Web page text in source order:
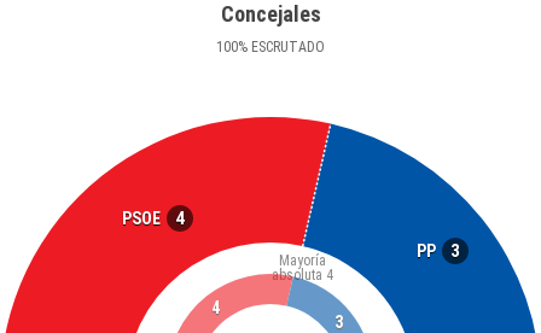
Concejales
100% ESCRUTADO
PSOE 4
PP 3
Mayoría
absoluta 4
4
3